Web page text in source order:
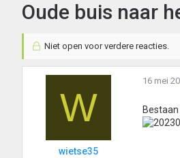
Oude buis naar
Niet open voor verdere reacties.
W
wietse35
16 mei